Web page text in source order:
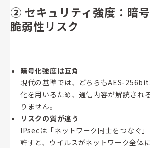
② セキュリティ強度：暗
脆弱性リスク
暗号化強度は互角
現代の基準では、どちらもAES-256bit
化を用いるため、通信内容が解読され
りません。
リスクの質が違う
IPsecは「ネットワーク同士をつなぐ
許すと、ウイルスがネットワーク全体